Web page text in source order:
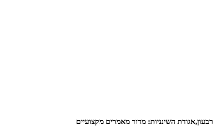
רבעון,אגודת השינניות: מדור מאמרים מקצועיים